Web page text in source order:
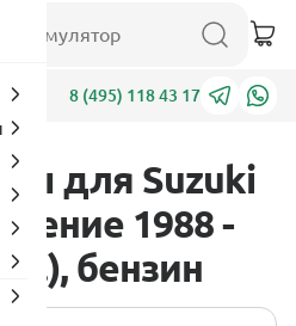
8 (495) 118 43 17
для Suzuki
1988 -
бензин